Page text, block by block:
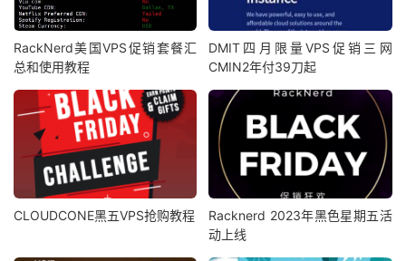
RackNerd美国VPS促销套餐汇
总和使用教程
DMIT四月限量VPS促销三网
CMIN2年付39刀起
CLOUDCONE黑五VPS抢购教程
Racknerd 2023年黑色星期五活
动上线